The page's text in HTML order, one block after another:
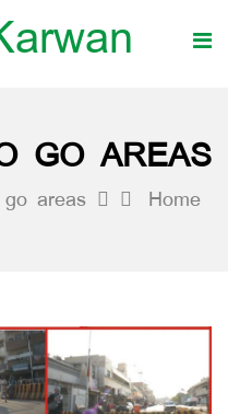
GO AREAS
Home
areas